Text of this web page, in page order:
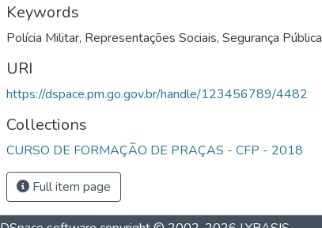
Keywords
Polícia Militar, Representações Sociais, Segurança Pública
URI
https://dspace.pm.go.gov.br/handle/123456789/4482
Collections
CURSO DE FORMAÇÃO DE PRAÇAS - CFP - 2018
Full item page